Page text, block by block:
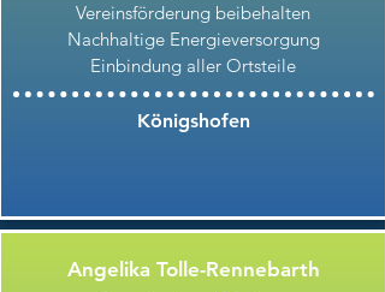
Vereinsförderung beibehalten
Nachhaltige Energieversorgung
Einbindung aller Ortsteile
Königshofen
Angelika Tolle-Rennebarth